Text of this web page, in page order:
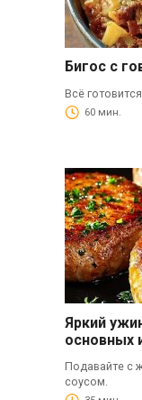
Бигос с
Всё
60 мин.
Яркий
основных
Подавайте с
соусом.